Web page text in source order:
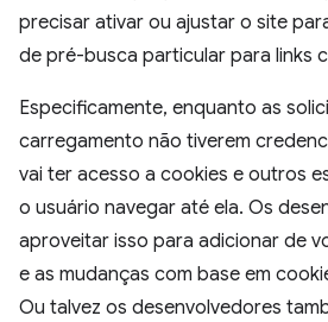
precisar ativar ou ajustar o site
de pré-busca particular para links
Especificamente, enquanto as
carregamento não tiverem
vai ter acesso a cookies e outros
o usuário navegar até ela. Os
aproveitar isso para adicionar de
e as mudanças com base em
Ou talvez os desenvolvedores